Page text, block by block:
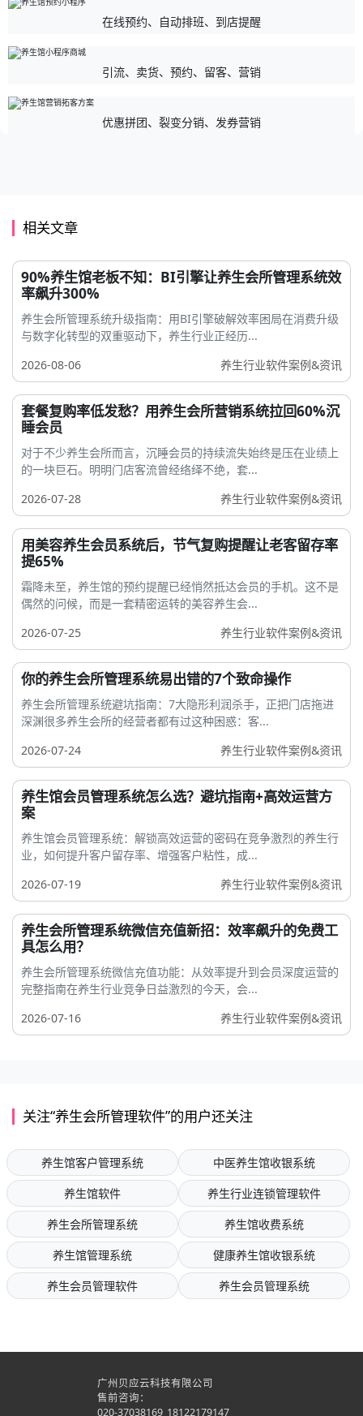
在线预约、自动排班、到店提醒
引流、卖货、预约、留客、营销
优惠拼团、裂变分销、发券营销
相关文章
90%养生馆老板不知：BI引擎让养生会所管理系统效
率飙升300%
养生会所管理系统升级指南：用BI引擎破解效率困局在消费升级
与数字化转型的双重驱动下，养生行业正经历...
2026-08-06
养生行业软件案例&资讯
套餐复购率低发愁？用养生会所营销系统拉回60%沉
睡会员
对于不少养生会所而言，沉睡会员的持续流失始终是压在业绩上
的一块巨石。明明门店客流曾经络绎不绝，套...
2026-07-28
养生行业软件案例&资讯
用美容养生会员系统后，节气复购提醒让老客留存率
提65%
霜降未至，养生馆的预约提醒已经悄然抵达会员的手机。这不是
偶然的问候，而是一套精密运转的美容养生会...
2026-07-25
养生行业软件案例&资讯
你的养生会所管理系统易出错的7个致命操作
养生会所管理系统避坑指南：7大隐形利润杀手，正把门店拖进
深渊很多养生会所的经营者都有过这种困惑：客...
2026-07-24
养生行业软件案例&资讯
养生馆会员管理系统怎么选？避坑指南+高效运营方
案
养生馆会员管理系统：解锁高效运营的密码在竞争激烈的养生行
业，如何提升客户留存率、增强客户粘性，成...
2026-07-19
养生行业软件案例&资讯
养生会所管理系统微信充值新招：效率飙升的免费工
具怎么用？
养生会所管理系统微信充值功能：从效率提升到会员深度运营的
完整指南在养生行业竞争日益激烈的今天，会...
2026-07-16
养生行业软件案例&资讯
关注“养生会所管理软件”的用户还关注
养生馆客户管理系统
中医养生馆收银系统
养生馆软件
养生行业连锁管理软件
养生会所管理系统
养生馆收费系统
养生馆管理系统
健康养生馆收银系统
养生会员管理软件
养生会员管理系统
广州贝应云科技有限公司
售前咨询：
020-37038169 18122179147